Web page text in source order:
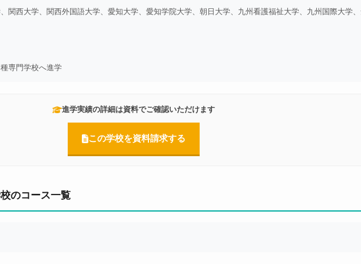
関西大学、関西外国語大学、愛知大学、愛知学院大学、朝日大学、九州看護福祉大学、九州国際大学
専門学校へ進学
進学実績の詳細は資料でご確認いただけます
この学校を資料請求する
のコース一覧